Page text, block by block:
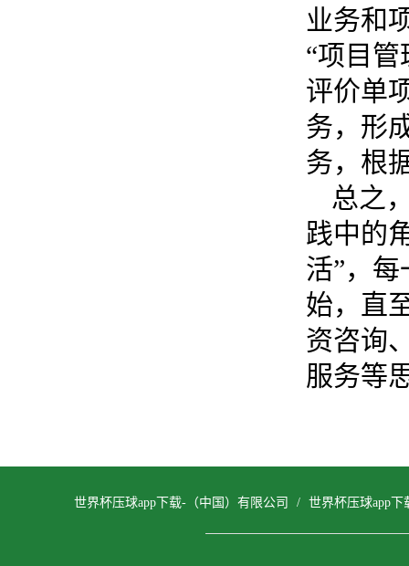
业务和
“项目管
评价单
务，形
务，根
总之
践中的
活”，
始，直
资咨询
服务等
世界杯压球app下载-（中国）有限公司 / 世界杯压球app